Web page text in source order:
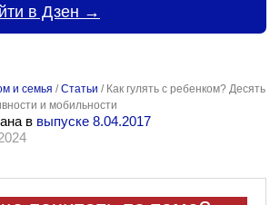
в Дзен →
и семья /Статьи / Как гулять с ребенком? Десять
и мобильности
в выпуске 8.04.2017